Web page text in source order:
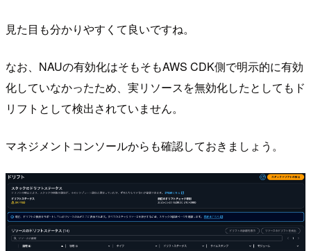
見た目も分かりやすくて良いですね。
なお、NAUの有効化はそもそもAWS CDK側で明示的に有効
化していなかったため、実リソースを無効化したとしてもド
リフトとして検出されていません。
マネジメントコンソールからも確認しておきましょう。